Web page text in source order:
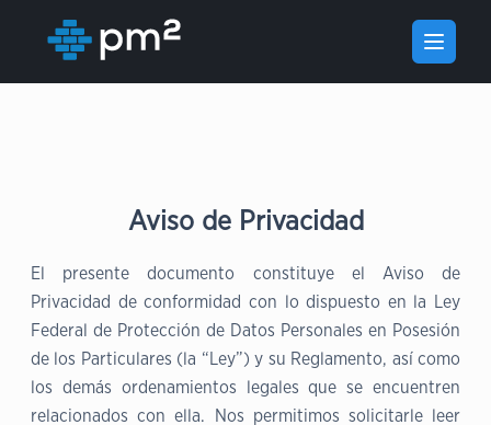
Open
Aviso de Privacidad
El presente documento constituye el Aviso de
Privacidad de conformidad con lo dispuesto en la Ley
Federal de Protección de Datos Personales en Posesión
de los Particulares (la “Ley”) y su Reglamento, así como
los demás ordenamientos legales que se encuentren
relacionados con ella. Nos permitimos solicitarle leer